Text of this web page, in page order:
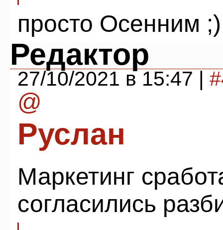
просто Осенним ;)
Редактор
27/10/2021 в 15:47 |
@
Руслан
Маркетинг
согласились